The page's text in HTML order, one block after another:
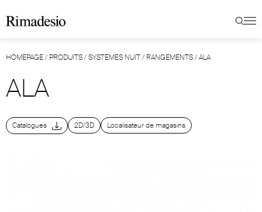
HOMEPAGE/ PRODUITS/SYSTÈMES NUIT/ RANGEMENTS/ALA
ALA
Catalogues 2D/3D Localisateur de magasins